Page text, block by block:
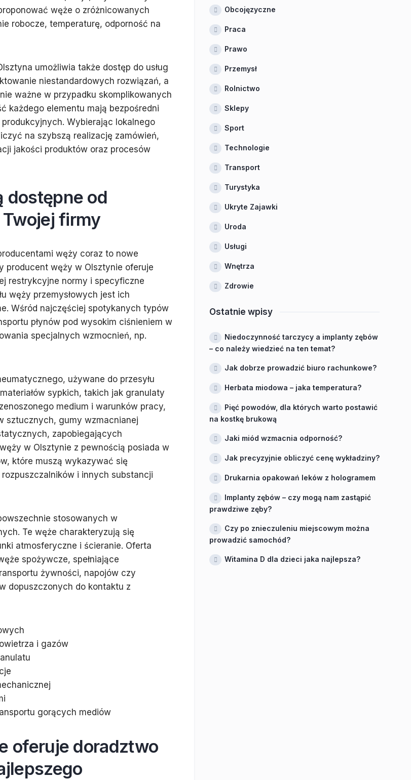
węże o zróżnicowanych
robocze, temperaturę, odporność na
umożliwia także dostęp do usług
niestandardowych rozwiązań, a
ważne w przypadku skomplikowanych
każdego elementu mają bezpośredni
Wybierając lokalnego
na szybszą realizację zamówień,
jakości produktów oraz procesów
dostępne od
firmy
węży coraz to nowe
producent węży w Olsztynie oferuje
restrykcyjne normy i specyficzne
węży przemysłowych jest ich
Wśród najczęściej spotykanych typów
płynów pod wysokim ciśnieniem w
specjalnych wzmocnień, np.
używane do przesyłu
sypkich, takich jak granulaty
medium i warunków pracy,
sztucznych, gumy wzmacnianej
zapobiegających
w Olsztynie z pewnością posiada w
które muszą wykazywać się
i innych substancji
stosowanych w
Te węże charakteryzują się
atmosferyczne i ścieranie. Oferta
spożywcze, spełniające
żywności, napojów czy
dopuszczonych do kontaktu z
i gazów
gorących mediów
oferuje doradztwo
Obcojęzyczne
Praca
Prawo
Przemysł
Rolnictwo
Sklepy
Sport
Technologie
Transport
Turystyka
Ukryte Zajawki
Uroda
Usługi
Wnętrza
Zdrowie
Ostatnie wpisy
Niedoczynność tarczycy a implanty zębów
– co należy wiedzieć na ten temat?
Jak dobrze prowadzić biuro rachunkowe?
Herbata miodowa – jaka temperatura?
Pięć powodów, dla których warto postawić
na kostkę brukową
Jaki miód wzmacnia odporność?
Jak precyzyjnie obliczyć cenę wykładziny?
Drukarnia opakowań leków z hologramem
Implanty zębów – czy mogą nam zastąpić
prawdziwe zęby?
Czy po znieczuleniu miejscowym można
prowadzić samochód?
Witamina D dla dzieci jaka najlepsza?